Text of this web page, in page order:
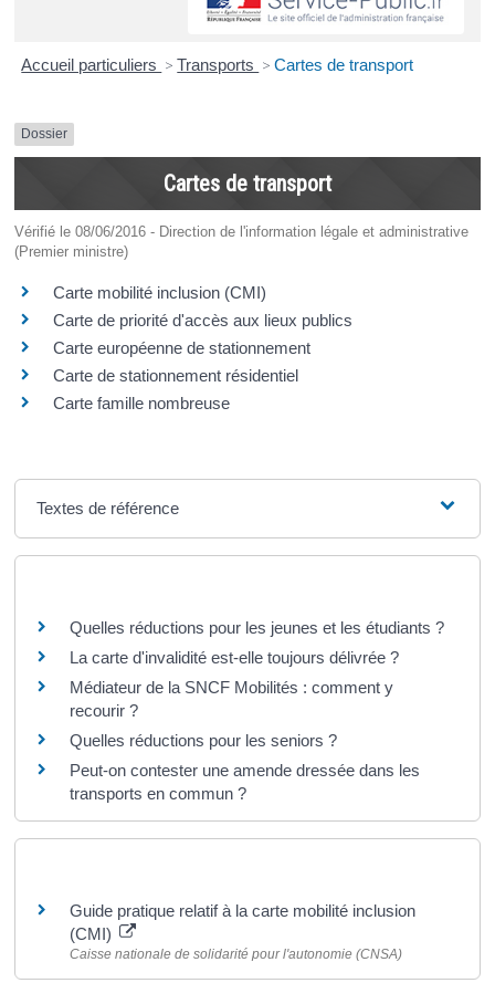
Accueil particuliers > Transports > Cartes de transport
Dossier
Cartes de transport
Vérifié le 08/06/2016 - Direction de l'information légale et administrative
(Premier ministre)
Carte mobilité inclusion (CMI)
Carte de priorité d'accès aux lieux publics
Carte européenne de stationnement
Carte de stationnement résidentiel
Carte famille nombreuse
Textes de référence
Quelles réductions pour les jeunes et les étudiants ?
La carte d'invalidité est-elle toujours délivrée ?
Médiateur de la SNCF Mobilités : comment y
recourir ?
Quelles réductions pour les seniors ?
Peut-on contester une amende dressée dans les
transports en commun ?
Guide pratique relatif à la carte mobilité inclusion
(CMI)
Caisse nationale de solidarité pour l'autonomie (CNSA)